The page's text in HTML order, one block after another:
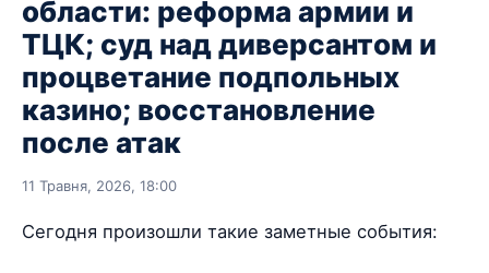
области: реформа армии и
ТЦК; суд над диверсантом и
процветание подпольных
казино; восстановление
после атак
11 Травня, 2026, 18:00
Сегодня произошли такие заметные события: